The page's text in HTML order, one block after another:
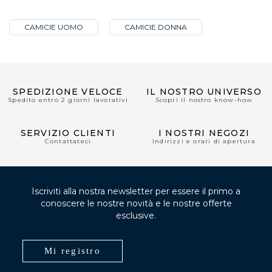
CAMICIE UOMO CAMICIE DONNA
SPEDIZIONE VELOCE
Spedito entro 2 giorni lavorativi
IL NOSTRO UNIVERSO
Scopri il nostro know-how
SERVIZIO CLIENTI
Contattateci
I NOSTRI NEGOZI
Indirizzi e orari di apertura
Iscriviti alla nostra newsletter per essere il primo a
conoscere le nostre novità e le nostre offerte
esclusive.
Mi registro